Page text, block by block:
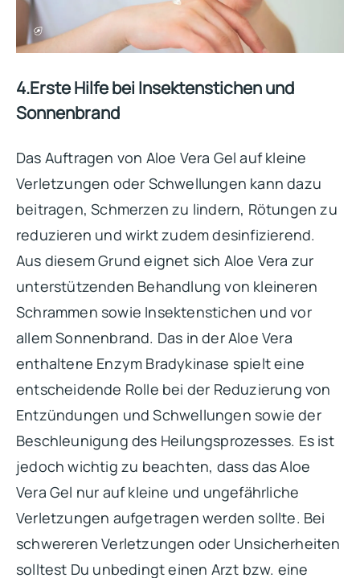
4.Erste Hilfe bei Insektenstichen und
Sonnenbrand
Das Auftragen von Aloe Vera Gel auf kleine
Verletzungen oder Schwellungen kann dazu
beitragen, Schmerzen zu lindern, Rötungen zu
reduzieren und wirkt zudem desinfizierend.
Aus diesem Grund eignet sich Aloe Vera zur
unterstützenden Behandlung von kleineren
Schrammen sowie Insektenstichen und vor
allem Sonnenbrand. Das in der Aloe Vera
enthaltene Enzym Bradykinase spielt eine
entscheidende Rolle bei der Reduzierung von
Entzündungen und Schwellungen sowie der
Beschleunigung des Heilungsprozesses. Es ist
jedoch wichtig zu beachten, dass das Aloe
Vera Gel nur auf kleine und ungefährliche
Verletzungen aufgetragen werden sollte. Bei
schwereren Verletzungen oder Unsicherheiten
solltest Du unbedingt einen Arzt bzw. eine